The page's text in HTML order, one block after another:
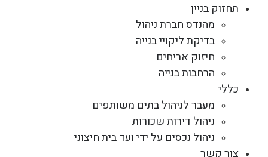
תחזוק בניין
מהנדס חברת ניהול
בדיקת ליקויי בנייה
חיזוק אריחים
הרחבות בנייה
כללי
מעבר לניהול בתים משותפים
ניהול דירות שכורות
ניהול נכסים על ידי ועד בית חיצוני
צור קשר